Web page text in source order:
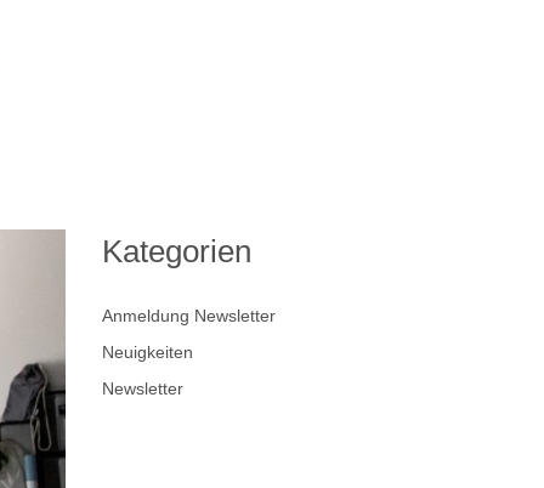
Kategorien
Anmeldung Newsletter
Neuigkeiten
Newsletter